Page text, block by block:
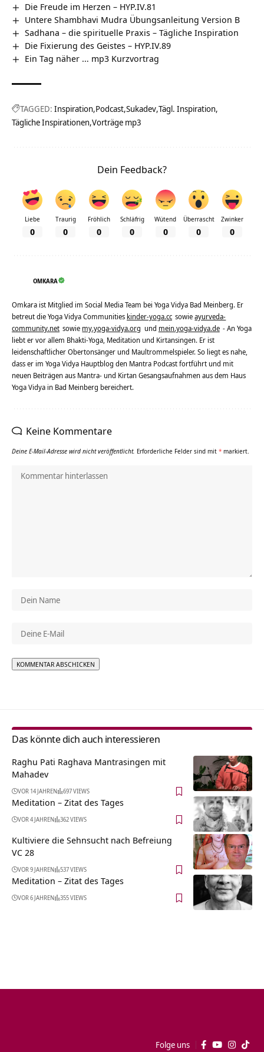
Die Freude im Herzen – HYP.IV.81
Untere Shambhavi Mudra Übungsanleitung Version B
Sadhana – die spirituelle Praxis – Tägliche Inspiration
Die Fixierung des Geistes – HYP.IV.89
Ein Tag näher … mp3 Kurzvortrag
TAGGED: Inspiration Podcast Sukadev Tägl. Inspiration
Tägliche Inspirationen Vorträge mp3
Dein Feedback?
Liebe
0
Traurig
0
Fröhlich
0
Schläfrig
0
Wütend
0
Überrascht
0
Zwinker
0
OMKARA
Omkara ist Mitglied im Social Media Team bei Yoga Vidya Bad Meinberg. Er
betreut die Yoga Vidya Communities kinder-yoga.cc sowieayurveda-
community.net sowie my.yoga-vidya.org und mein.yoga-vidya.de - An Yoga
liebt er vor allem Bhakti-Yoga, Meditation und Kirtansingen. Er ist
leidenschaftlicher Obertonsänger und Maultrommelspieler. So liegt es nahe,
dass er im Yoga Vidya Hauptblog den Mantra Podcast fortführt und mit
neuen Beiträgen aus Mantra- und Kirtan Gesangsaufnahmen aus dem Haus
Yoga Vidya in Bad Meinberg bereichert.
Keine Kommentare
Deine E-Mail-Adresse wird nicht veröffentlicht. Erforderliche Felder sind mit * markiert.
Das könnte dich auch interessieren
Raghu Pati Raghava Mantrasingen mit
Mahadev
VOR 14 JAHREN 697 VIEWS
Meditation – Zitat des Tages
VOR 4 JAHREN 362 VIEWS
Kultiviere die Sehnsucht nach Befreiung
VC 28
VOR 9 JAHREN 537 VIEWS
Meditation – Zitat des Tages
VOR 6 JAHREN 355 VIEWS
Folge uns